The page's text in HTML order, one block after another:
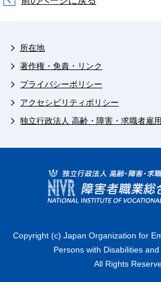
所在地
著作権・免責・リンク
プライバシーポリシー
アクセシビリティポリシー
独立行政法人 高齢・障害・求職者雇
Copyright (c) Japan Organization for
Persons with Disabilities
All Rights